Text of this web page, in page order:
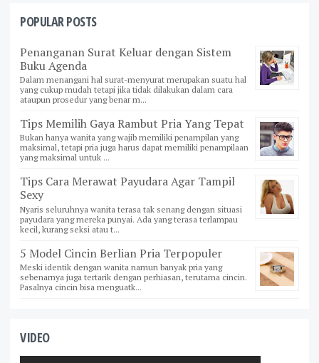
POPULAR POSTS
Penanganan Surat Keluar dengan Sistem
Buku Agenda
Dalam menangani hal surat-menyurat merupakan suatu hal
yang cukup mudah tetapi jika tidak dilakukan dalam cara
ataupun prosedur yang benar m...
Tips Memilih Gaya Rambut Pria Yang Tepat
Bukan hanya wanita yang wajib memiliki penampilan yang
maksimal, tetapi pria juga harus dapat memiliki penampilaan
yang maksimal untuk ...
Tips Cara Merawat Payudara Agar Tampil
Sexy
Nyaris seluruhnya wanita terasa tak senang dengan situasi
payudara yang mereka punyai. Ada yang terasa terlampau
kecil, kurang seksi atau t...
5 Model Cincin Berlian Pria Terpopuler
Meski identik dengan wanita namun banyak pria yang
sebenarnya juga tertarik dengan perhiasan, terutama cincin.
Pasalnya cincin bisa menguatk...
VIDEO